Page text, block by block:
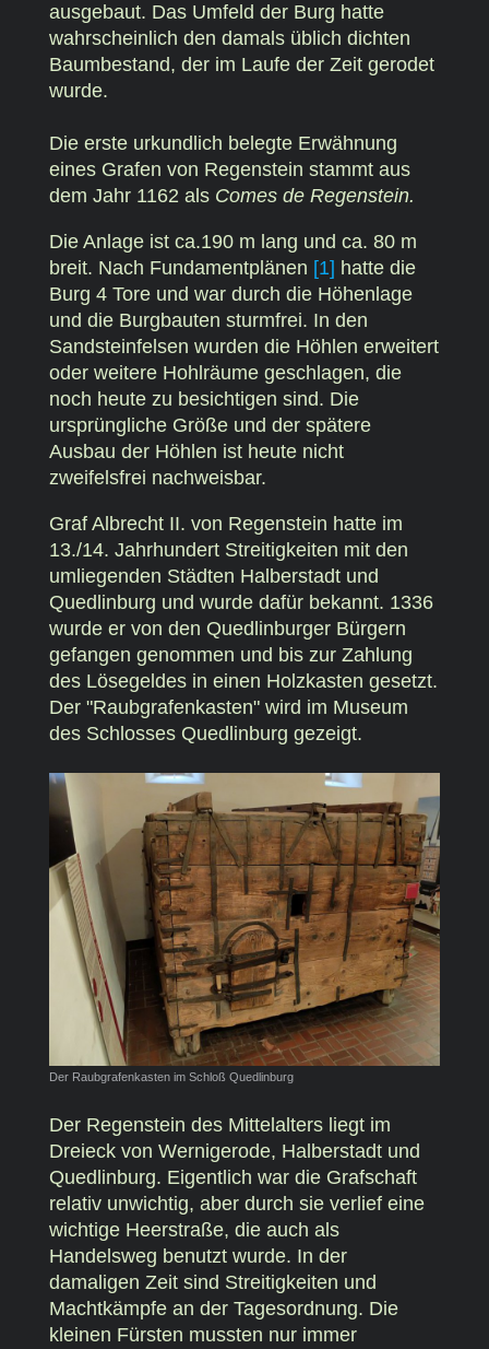
ausgebaut. Das Umfeld der Burg hatte
wahrscheinlich den damals üblich dichten
Baumbestand, der im Laufe der Zeit gerodet
wurde.
Die erste urkundlich belegte Erwähnung
eines Grafen von Regenstein stammt aus
dem Jahr 1162 als Comes de Regenstein.
Die Anlage ist ca.190 m lang und ca. 80 m
breit. Nach Fundamentplänen [1] hatte die
Burg 4 Tore und war durch die Höhenlage
und die Burgbauten sturmfrei. In den
Sandsteinfelsen wurden die Höhlen erweitert
oder weitere Hohlräume geschlagen, die
noch heute zu besichtigen sind. Die
ursprüngliche Größe und der spätere
Ausbau der Höhlen ist heute nicht
zweifelsfrei nachweisbar.
Graf Albrecht II. von Regenstein hatte im
13./14. Jahrhundert Streitigkeiten mit den
umliegenden Städten Halberstadt und
Quedlinburg und wurde dafür bekannt. 1336
wurde er von den Quedlinburger Bürgern
gefangen genommen und bis zur Zahlung
des Lösegeldes in einen Holzkasten gesetzt.
Der "Raubgrafenkasten" wird im Museum
des Schlosses Quedlinburg gezeigt.
Der Raubgrafenkasten im Schloß Quedlinburg
Der Regenstein des Mittelalters liegt im
Dreieck von Wernigerode, Halberstadt und
Quedlinburg. Eigentlich war die Grafschaft
relativ unwichtig, aber durch sie verlief eine
wichtige Heerstraße, die auch als
Handelsweg benutzt wurde. In der
damaligen Zeit sind Streitigkeiten und
Machtkämpfe an der Tagesordnung. Die
kleinen Fürsten mussten nur immer